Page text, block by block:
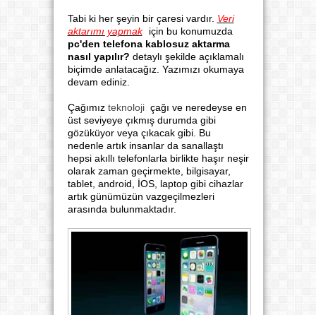
Tabi ki her şeyin bir çaresi vardır. Veri
aktarımı yapmak
için bu konumuzda
pc'den telefona kablosuz aktarma
nasıl yapılır? detaylı şekilde açıklamalı
biçimde anlatacağız. Yazımızı okumaya
devam ediniz.
Çağımız teknolojiçağı ve neredeyse en
üst seviyeye çıkmış durumda gibi
gözüküyor veya çıkacak gibi. Bu
nedenle artık insanlar da sanallaştı
hepsi akıllı telefonlarla birlikte haşır neşir
olarak zaman geçirmekte, bilgisayar,
tablet, android, İOS, laptop gibi cihazlar
artık günümüzün vazgeçilmezleri
arasında bulunmaktadır.